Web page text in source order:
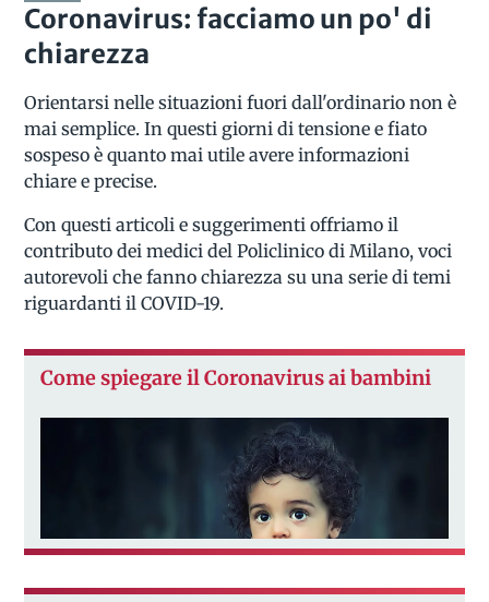
Coronavirus: facciamo un po' di
chiarezza
Orientarsi nelle situazioni fuori dall'ordinario non è
mai semplice. In questi giorni di tensione e fiato
sospeso è quanto mai utile avere informazioni
chiare e precise.
Con questi articoli e suggerimenti offriamo il
contributo dei medici del Policlinico di Milano, voci
autorevoli che fanno chiarezza su una serie di temi
riguardanti il COVID-19.
Come spiegare il Coronavirus ai bambini